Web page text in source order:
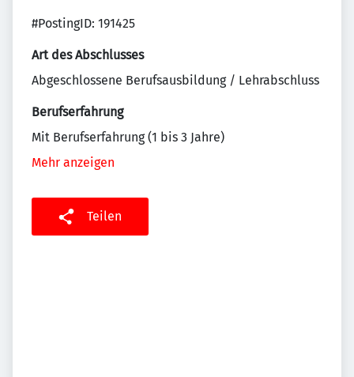
#PostingID: 191425
Art des Abschlusses
Abgeschlossene Berufsausbildung / Lehrabschluss
Berufserfahrung
Mit Berufserfahrung (1 bis 3 Jahre)
Mehr anzeigen
Teilen